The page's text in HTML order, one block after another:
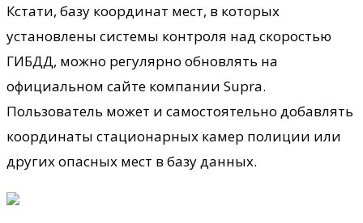
Кстати, базу координат мест, в которых
установлены системы контроля над скоростью
ГИБДД, можно регулярно обновлять на
официальном сайте компании Supra.
Пользователь может и самостоятельно добавлять
координаты стационарных камер полиции или
других опасных мест в базу данных.